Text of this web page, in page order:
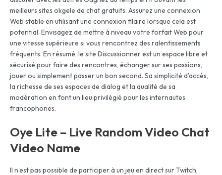
meilleurs sites okgele de chat gratuits. Assurez une connexion
Web stable en utilisant une connexion filaire lorsque cela est
potential. Envisagez de mettre à niveau votre forfait Web pour
une vitesse supérieure si vous rencontrez des ralentissements
fréquents. En résumé, le site Discussionner est un espace libre et
sécurisé pour faire des rencontres, échanger sur ses passions,
jouer ou simplement passer un bon second. Sa simplicité d’accès,
la richesse de ses espaces de dialog et la qualité de sa
modération en font un lieu privilégié pour les internautes
francophones.
Oye Lite – Live Random Video Chat
Video Name
Il n’est pas possible de participer à un jeu en direct sur Twitch,